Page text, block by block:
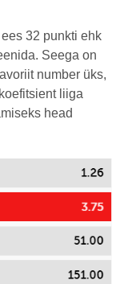
32 punkti ehk
Seega on
number üks,
liiga
head